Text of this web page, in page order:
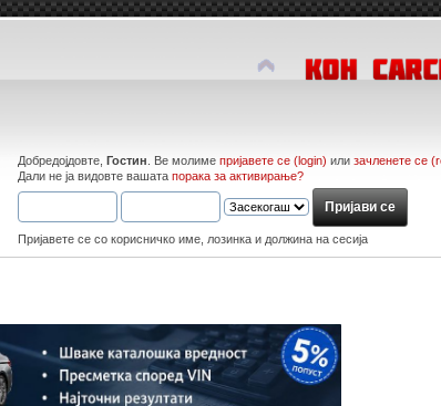
Добредојдовте, Гостин . Ве молиме пријавете се (login) или зачленете се
Дали не ја видовте вашата порака за активирање?
Пријавете се со корисничко име, лозинка и должина на сесија